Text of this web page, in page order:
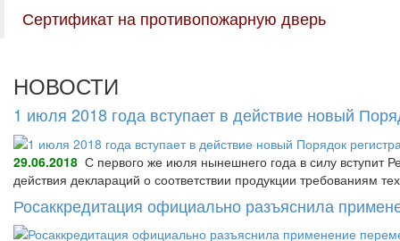
Сертификат на противопожарную дверь
НОВОСТИ
1 июля 2018 года вступает в действие новый
29.06.2018 С первого же июля нынешнего года в силу вступит
действия деклараций о соответствии продукции требованиям
Росаккредитация официально разъяснила